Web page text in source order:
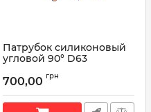
Патрубок силиконовый
угловой 90° D63
Артикул: 90° D63 L200*200
700,00 грн